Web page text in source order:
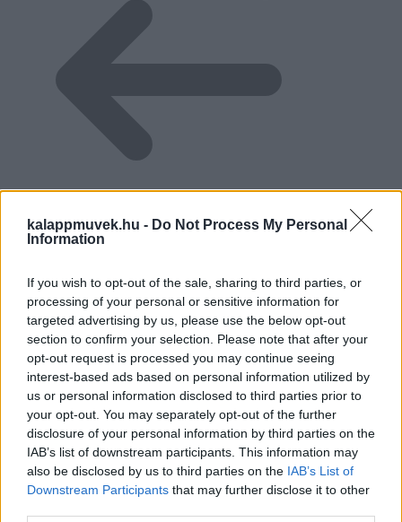
kalappmuvek.hu - Do Not Process My Personal
Information
If you wish to opt-out of the sale, sharing to third parties, or
processing of your personal or sensitive information for
targeted advertising by us, please use the below opt-out
section to confirm your selection. Please note that after your
opt-out request is processed you may continue seeing
interest-based ads based on personal information utilized by
us or personal information disclosed to third parties prior to
your opt-out. You may separately opt-out of the further
disclosure of your personal information by third parties on the
IAB’s list of downstream participants. This information may
also be disclosed by us to third parties on the IAB’s List of
Downstream Participants that may further disclose it to other
Ha törik, ha szakad!